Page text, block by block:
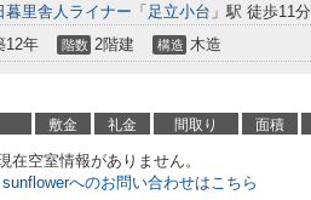
暮里舎人ライナー 「 足立小台 」駅 徒歩11分
12年 階数 2階建 構造 木造
敷金 礼金 間取り 面積
在空室情報がありません。
sunflowerへのお問い合わせはこちら